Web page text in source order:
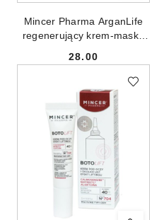
Mincer Pharma ArganLife
regenerujący krem-maska
Cena:
28.00